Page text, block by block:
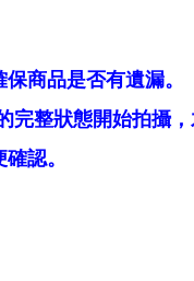
商品是否有遺漏。
整狀態開始拍攝，
認。